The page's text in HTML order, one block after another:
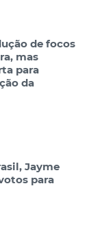
de focos
mas
para
da
Jayme
para